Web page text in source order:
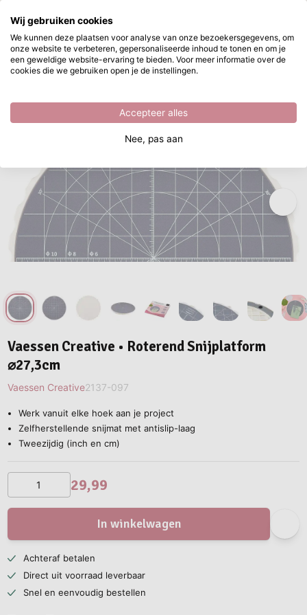
Ga naar hoofdinhoud
Direct uit voorraad leverbaar Vaessen Creative • Roterend Snijplatform ⌀27,3cm
/ Vaessen Creative /
Vaessen Creative • Roterend Snijplatform
⌀27,3cm
Vaessen Creative2137-097
Werk vanuit elke hoek aan je project
Zelfherstellende snijmat met antislip-laag
Tweezijdig (inch en cm)
29,99
In winkelwagen
Achteraf betalen
Direct uit voorraad leverbaar
Snel en eenvoudig bestellen
Waar ben je naar op zoek?
Wij gebruiken cookies
We kunnen deze plaatsen voor analyse van onze bezoekersgegevens, om
onze website te verbeteren, gepersonaliseerde inhoud te tonen en om je
een geweldige website-ervaring te bieden. Voor meer informatie over de
cookies die we gebruiken open je de instellingen.
Accepteer alles
Nee, pas aan